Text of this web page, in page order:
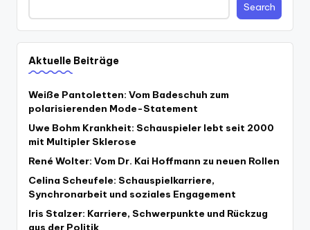
Search
Aktuelle Beiträge
Weiße Pantoletten: Vom Badeschuh zum
polarisierenden Mode-Statement
Uwe Bohm Krankheit: Schauspieler lebt seit 2000
mit Multipler Sklerose
René Wolter: Vom Dr. Kai Hoffmann zu neuen Rollen
Celina Scheufele: Schauspielkarriere,
Synchronarbeit und soziales Engagement
Iris Stalzer: Karriere, Schwerpunkte und Rückzug
aus der Politik